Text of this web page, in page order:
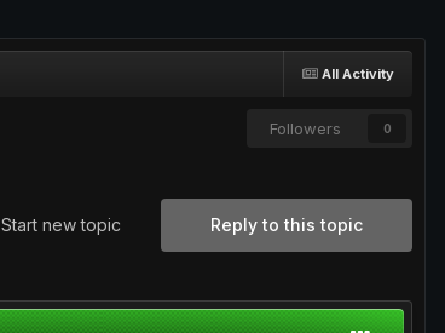
All Activity
Followers 0
Reply to this topic
Start new topic